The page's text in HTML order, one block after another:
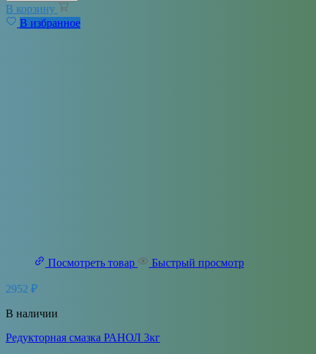
В корзину
В избранное
Посмотреть товар Быстрый просмотр
2952 ₽
В наличии
Редукторная смазка РАНОЛ 3кг